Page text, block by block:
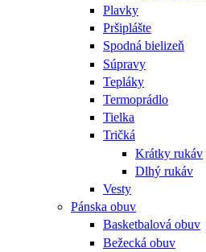
Plavky
Pršiplášte
Spodná bielizeň
Súpravy
Tepláky
Termoprádlo
Tielka
Tričká
Krátky rukáv
Dlhý rukáv
Vesty
Pánska obuv
Basketbalová obuv
Bežecká obuv